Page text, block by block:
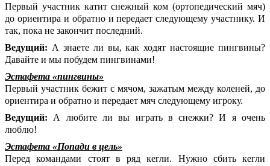
Первый участник катит снежный ком (ортопедический мяч)
до ориентира и обратно и передает следующему участнику. И
так, пока не закончит последний.
Ведущий: А знаете ли вы, как ходят настоящие пингвины?
Давайте и мы побудем пингвинами!
Эстафета «пингвины»
Первый участник бежит с мячом, зажатым между коленей, до
ориентира и обратно и передает мяч следующему игроку.
Ведущий: А любите ли вы играть в снежки? И я очень
люблю!
Эстафета «Попади в цель»
Перед командами стоят в ряд кегли. Нужно сбить кегли